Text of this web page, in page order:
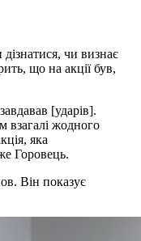
чи визнає
що на акції був,
[ударів].
взагалі жодного
яка
Горовець.
Він показує